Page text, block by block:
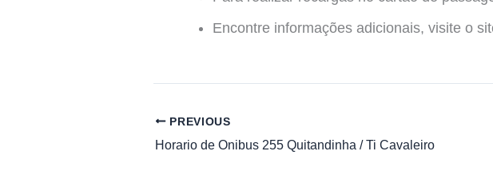
Encontre informações adicionais, visite o
PREVIOUS
Horario de Onibus 255 Quitandinha / Ti Cavaleiro